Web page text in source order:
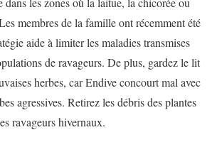
membres de la famille ont récemment été
aide à limiter les maladies transmises
de ravageurs. De plus, gardez le lit
herbes, car Endive concourt mal avec
agressives. Retirez les débris des plantes
ravageurs hivernaux.